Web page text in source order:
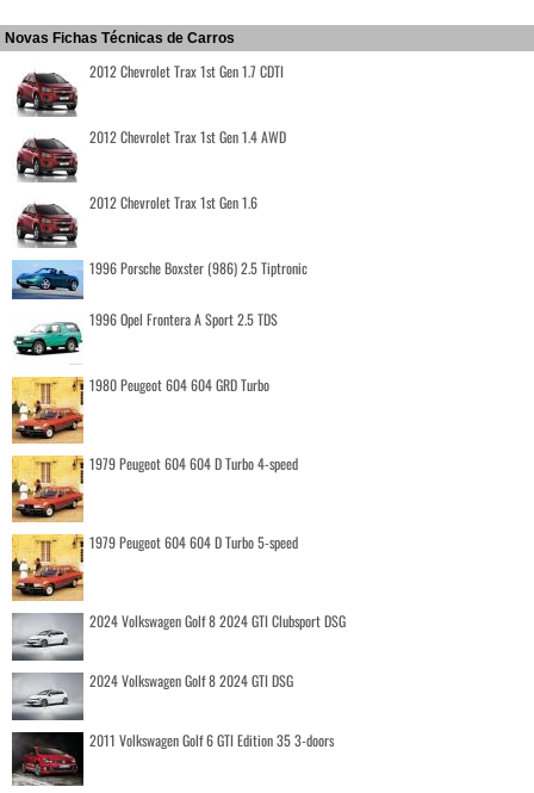
Novas Fichas Técnicas de Carros
2012 Chevrolet Trax 1st Gen 1.7 CDTI
2012 Chevrolet Trax 1st Gen 1.4 AWD
2012 Chevrolet Trax 1st Gen 1.6
1996 Porsche Boxster (986) 2.5 Tiptronic
1996 Opel Frontera A Sport 2.5 TDS
1980 Peugeot 604 604 GRD Turbo
1979 Peugeot 604 604 D Turbo 4-speed
1979 Peugeot 604 604 D Turbo 5-speed
2024 Volkswagen Golf 8 2024 GTI Clubsport DSG
2024 Volkswagen Golf 8 2024 GTI DSG
2011 Volkswagen Golf 6 GTI Edition 35 3-doors